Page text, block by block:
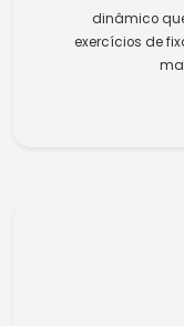
dinâmico
exercícios de